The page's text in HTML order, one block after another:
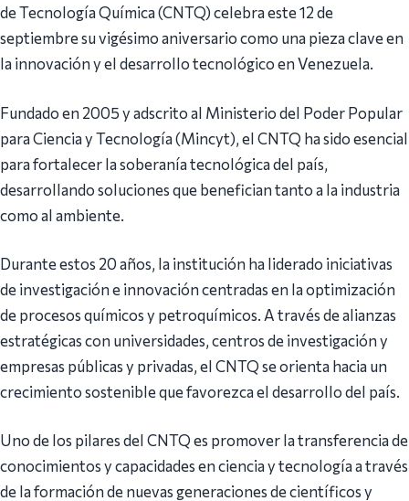
de Tecnología Química (CNTQ) celebra este 12 de
septiembre su vigésimo aniversario como una pieza clave en
la innovación y el desarrollo tecnológico en Venezuela.
Fundado en 2005 y adscrito al Ministerio del Poder Popular
para Ciencia y Tecnología (Mincyt), el CNTQ ha sido esencial
para fortalecer la soberanía tecnológica del país,
desarrollando soluciones que benefician tanto a la industria
como al ambiente.
Durante estos 20 años, la institución ha liderado iniciativas
de investigación e innovación centradas en la optimización
de procesos químicos y petroquímicos. A través de alianzas
estratégicas con universidades, centros de investigación y
empresas públicas y privadas, el CNTQ se orienta hacia un
crecimiento sostenible que favorezca el desarrollo del país.
Uno de los pilares del CNTQ es promover la transferencia de
conocimientos y capacidades en ciencia y tecnología a través
de la formación de nuevas generaciones de científicos y